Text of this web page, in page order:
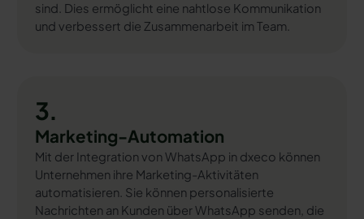
sind. Dies ermöglicht eine nahtlose Kommunikation
und verbessert die Zusammenarbeit im Team.
3.
Marketing-Automation
Mit der Integration von WhatsApp in dxeco können
Unternehmen ihre Marketing-Aktivitäten
automatisieren. Sie können personalisierte
Nachrichten an Kunden über WhatsApp senden, die